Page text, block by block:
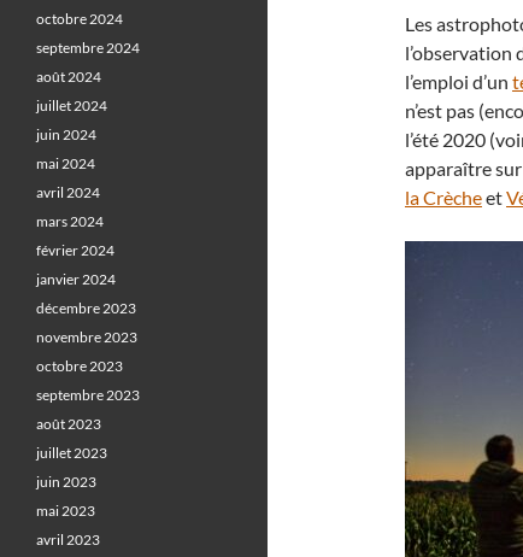
Les
l’observation
l’emploi d’un
n’est pas
l’été 2020
apparaître sur
la Crècheet
octobre 2024
septembre 2024
août 2024
juillet 2024
juin 2024
mai 2024
avril 2024
mars 2024
février 2024
janvier 2024
décembre 2023
novembre 2023
octobre 2023
septembre 2023
août 2023
juillet 2023
juin 2023
mai 2023
avril 2023